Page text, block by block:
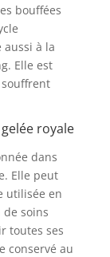
bouffées
à la
Elle est
royale
dans
Elle peut
utilisée en
soins
toutes ses
conservé au